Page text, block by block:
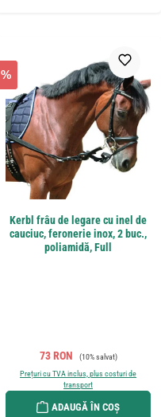
%
Kerbl frâu de legare cu inel de
cauciuc, feronerie inox, 2 buc.,
poliamidă, Full
Preț de vânzare:
73 RON Preț obișnuit:
(10% salvat)
Prețuri cu TVA inclus, plus costuri de
transport
ADAUGĂ ÎN COȘ